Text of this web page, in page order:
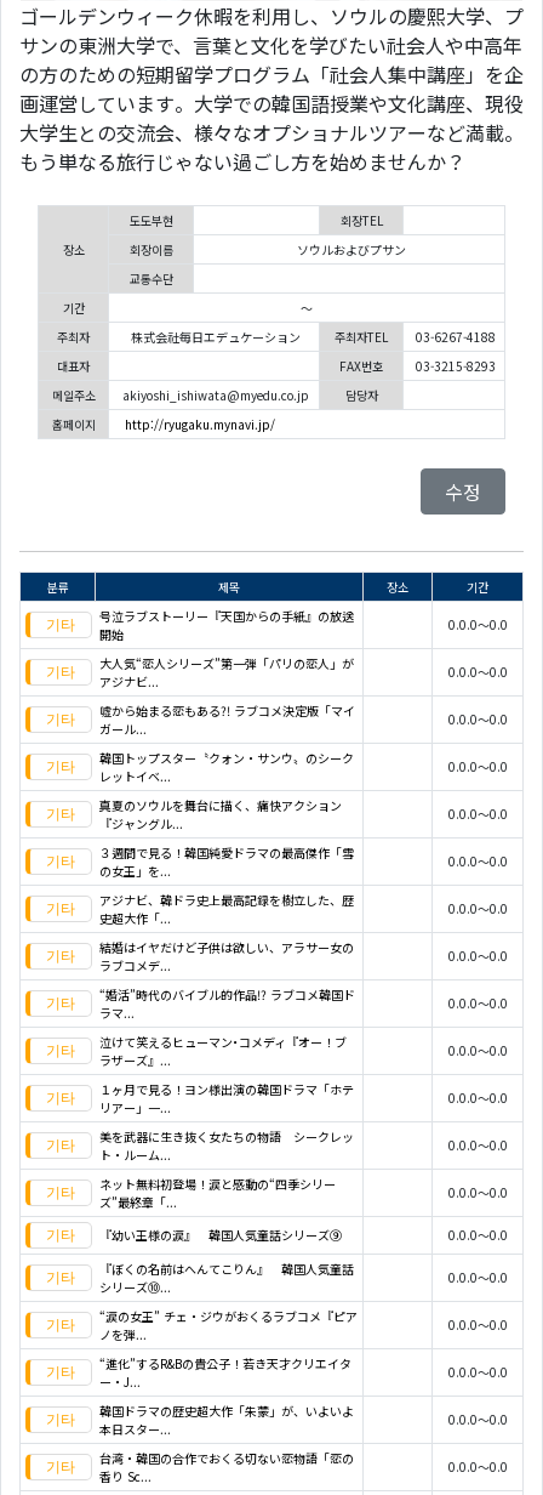
ゴールデンウィーク休暇を利用し、ソウルの慶熙大学、プ
サンの東洲大学で、言葉と文化を学びたい社会人や中高年
の方のための短期留学プログラム「社会人集中講座」を企
画運営しています。大学での韓国語授業や文化講座、現役
大学生との交流会、様々なオプショナルツアーなど満載。
もう単なる旅行じゃない過ごし方を始めませんか？
장소
도도부현
회장TEL
회장이름
ソウルおよびプサン
교통수단
기간
～
주최자
株式会社毎日エデュケーション 주최자TEL
03-6267-4188
대표자
FAX번호
03-3215-8293
메일주소
akiyoshi_ishiwata@myedu.co.jp
담당자
홈페이지
http://ryugaku.mynavi.jp/
수정
분류 제목 장소
기간
号泣ラブストーリー『天国からの手紙』の放送
開始
0.0.0～0.0
大人気“恋人シリーズ”第一弾「パリの恋人」が
アジナビ...
0.0.0～0.0
嘘から始まる恋もある?! ラブコメ決定版「マイ
ガール...
0.0.0～0.0
韓国トップスター〝クォン・サンウ〟のシーク
レットイベ...
0.0.0～0.0
真夏のソウルを舞台に描く、痛快アクション
『ジャングル...
0.0.0～0.0
３週間で見る！韓国純愛ドラマの最高傑作「雪
の女王」を...
0.0.0～0.0
アジナビ、韓ドラ史上最高記録を樹立した、歴
史超大作「...
0.0.0～0.0
結婚はイヤだけど子供は欲しい、アラサー女の
ラブコメデ...
0.0.0～0.0
“婚活”時代のバイブル的作品!? ラブコメ韓国ド
ラマ...
0.0.0～0.0
泣けて笑えるヒューマン･コメディ『オー！ブ
ラザーズ』...
0.0.0～0.0
１ヶ月で見る！ヨン様出演の韓国ドラマ「ホテ
リアー」一...
0.0.0～0.0
美を武器に生き抜く女たちの物語 シークレッ
ト・ルーム...
0.0.0～0.0
ネット無料初登場！涙と感動の“四季シリー
ズ”最終章「...
0.0.0～0.0
『幼い王様の涙』 韓国人気童話シリーズ⑨
0.0.0～0.0
『ぼくの名前はへんてこりん』 韓国人気童話
シリーズ⑩...
0.0.0～0.0
“涙の女王” チェ・ジウがおくるラブコメ『ピア
ノを弾...
0.0.0～0.0
“進化”するR&Bの貴公子！若き天才クリエイタ
ー・J...
0.0.0～0.0
韓国ドラマの歴史超大作「朱蒙」が、いよいよ
本日スター...
0.0.0～0.0
台湾・韓国の合作でおくる切ない恋物語「恋の
香り Sc...
0.0.0～0.0